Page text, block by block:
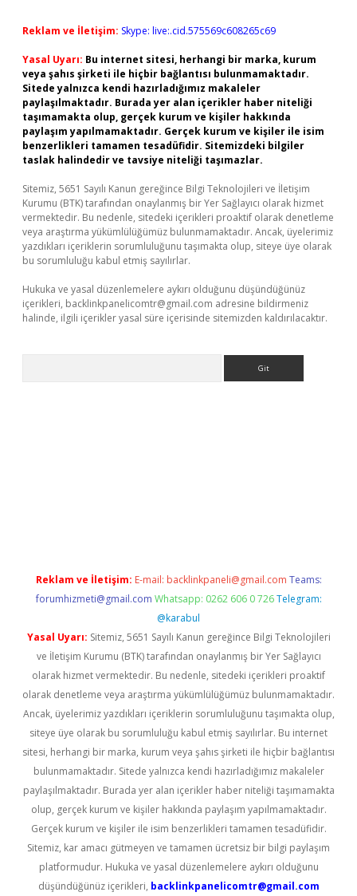
Reklam ve İletişim: Skype: live:.cid.575569c608265c69
Yasal Uyarı: Bu internet sitesi, herhangi bir marka, kurum
veya şahıs şirketi ile hiçbir bağlantısı bulunmamaktadır.
Sitede yalnızca kendi hazırladığımız makaleler
paylaşılmaktadır. Burada yer alan içerikler haber niteliği
taşımamakta olup, gerçek kurum ve kişiler hakkında
paylaşım yapılmamaktadır. Gerçek kurum ve kişiler ile isim
benzerlikleri tamamen tesadüfidir. Sitemizdeki bilgiler
taslak halindedir ve tavsiye niteliği taşımazlar.
Sitemiz, 5651 Sayılı Kanun gereğince Bilgi Teknolojileri ve İletişim
Kurumu (BTK) tarafından onaylanmış bir Yer Sağlayıcı olarak hizmet
vermektedir. Bu nedenle, sitedeki içerikleri proaktif olarak denetleme
veya araştırma yükümlülüğümüz bulunmamaktadır. Ancak, üyelerimiz
yazdıkları içeriklerin sorumluluğunu taşımakta olup, siteye üye olarak
bu sorumluluğu kabul etmiş sayılırlar.
Hukuka ve yasal düzenlemelere aykırı olduğunu düşündüğünüz
içerikleri, backlinkpanelicomtr@gmail.com adresine bildirmeniz
halinde, ilgili içerikler yasal süre içerisinde sitemizden kaldırılacaktır.
Reklam ve İletişim: E-mail: backlinkpaneli@gmail.com Teams:
forumhizmeti@gmail.com Whatsapp: 0262 606 0 726 Telegram:
@karabul
Yasal Uyarı: Sitemiz, 5651 Sayılı Kanun gereğince Bilgi Teknolojileri
ve İletişim Kurumu (BTK) tarafından onaylanmış bir Yer Sağlayıcı
olarak hizmet vermektedir. Bu nedenle, sitedeki içerikleri proaktif
olarak denetleme veya araştırma yükümlülüğümüz bulunmamaktadır.
Ancak, üyelerimiz yazdıkları içeriklerin sorumluluğunu taşımakta olup,
siteye üye olarak bu sorumluluğu kabul etmiş sayılırlar. Bu internet
sitesi, herhangi bir marka, kurum veya şahıs şirketi ile hiçbir bağlantısı
bulunmamaktadır. Sitede yalnızca kendi hazırladığımız makaleler
paylaşılmaktadır. Burada yer alan içerikler haber niteliği taşımamakta
olup, gerçek kurum ve kişiler hakkında paylaşım yapılmamaktadır.
Gerçek kurum ve kişiler ile isim benzerlikleri tamamen tesadüfidir.
Sitemiz, kar amacı gütmeyen ve tamamen ücretsiz bir bilgi paylaşım
platformudur. Hukuka ve yasal düzenlemelere aykırı olduğunu
düşündüğünüz içerikleri, backlinkpanelicomtr@gmail.com